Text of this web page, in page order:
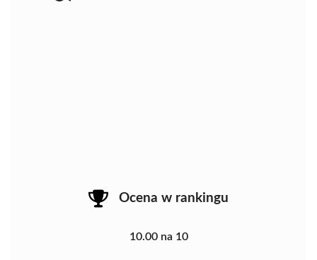
Ocena w rankingu
10.00 na 10